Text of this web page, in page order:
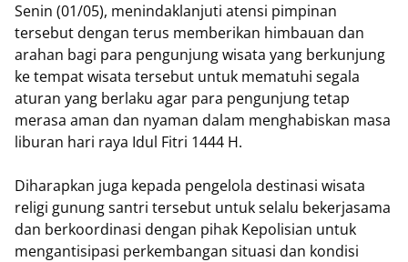
Senin (01/05), menindaklanjuti atensi pimpinan
tersebut dengan terus memberikan himbauan dan
arahan bagi para pengunjung wisata yang berkunjung
ke tempat wisata tersebut untuk mematuhi segala
aturan yang berlaku agar para pengunjung tetap
merasa aman dan nyaman dalam menghabiskan masa
liburan hari raya Idul Fitri 1444 H.
Diharapkan juga kepada pengelola destinasi wisata
religi gunung santri tersebut untuk selalu bekerjasama
dan berkoordinasi dengan pihak Kepolisian untuk
mengantisipasi perkembangan situasi dan kondisi